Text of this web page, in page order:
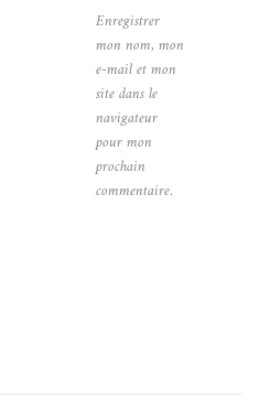
Enregistrer
mon nom, mon
e-mail et mon
site dans le
navigateur
pour mon
prochain
commentaire.